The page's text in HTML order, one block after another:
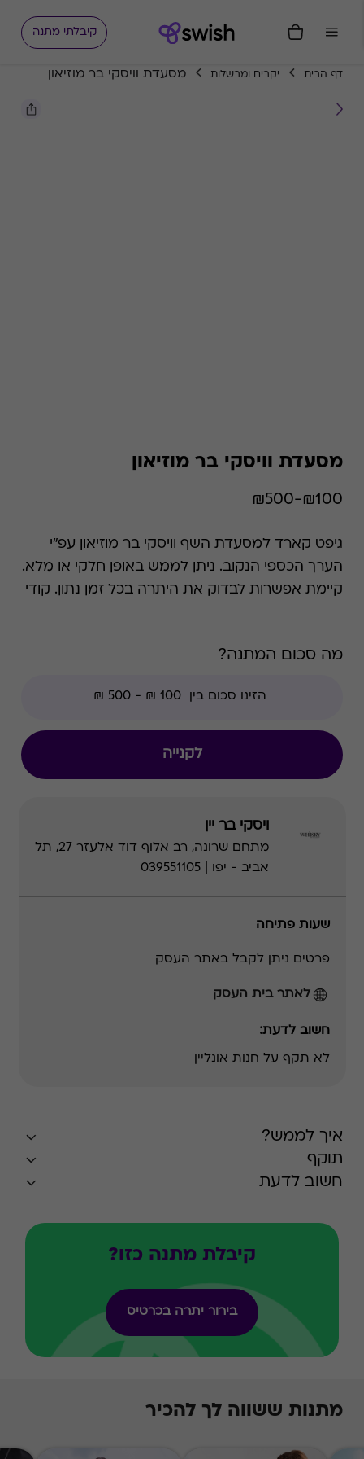
קיבלתי מתנה
דף הבית יקבים ומבשלות מסעדת וויסקי בר מוזיאון
מסעדת וויסקי בר מוזיאון
₪100-₪500
גיפט קארד למסעדת השף וויסקי בר מוזיאון עפ"י
הערך הכספי הנקוב. ניתן לממש באופן חלקי או מלא.
קיימת אפשרות לבדוק את היתרה בכל זמן נתון. קודי
מה סכום המתנה?
לקנייה
ויסקי בר יין
מתחם שרונה, רב אלוף דוד אלעזר 27, תל
אביב - יפו | 039551105
שעות פתיחה
פרטים ניתן לקבל באתר העסק
לאתר בית העסק
חשוב לדעת:
לא תקף על חנות אונליין
איך לממש?
תוקף
חשוב לדעת
קיבלת מתנה כזו?
בירור יתרה בכרטיס
מתנות ששווה לך להכיר